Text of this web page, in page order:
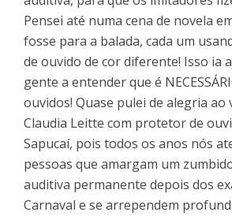
Pensei até numa cena de novela
fosse para a balada, cada um
de ouvido de cor diferente! Isso ia
gente a entender que é
ouvidos! Quase pulei de alegria ao
Claudia Leitte com protetor de
Sapucaí, pois todos os anos nós
pessoas que amargam um
auditiva permanente depois dos
Carnaval e se arrependem